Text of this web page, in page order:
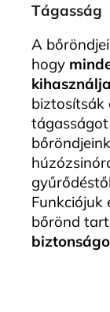
Tágasság
A
hogy
biztosítsák
Funkciójuk
bőrönd